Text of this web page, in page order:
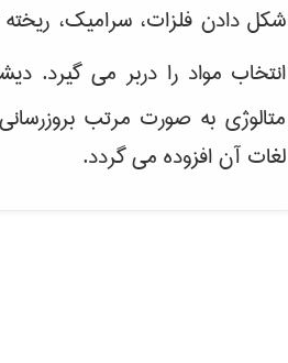
شکل دادن فلزات، سرامیک،
انتخاب مواد را دربر می گیرد.
متالوژی به صورت مرتب
لغات آن افزوده می گردد.